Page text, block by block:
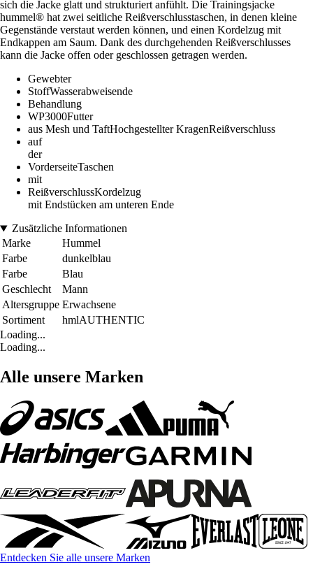
sich die Jacke glatt und strukturiert anfühlt. Die Trainingsjacke
hummel® hat zwei seitliche Reißverschlusstaschen, in denen kleine
Gegenstände verstaut werden können, und einen Kordelzug mit
Endkappen am Saum. Dank des durchgehenden Reißverschlusses
kann die Jacke offen oder geschlossen getragen werden.
Gewebter
StoffWasserabweisende
Behandlung
WP3000Futter
aus Mesh und TaftHochgestellter KragenReißverschluss
auf
der
VorderseiteTaschen
mit
ReißverschlussKordelzug
mit Endstücken am unteren Ende
Zusätzliche Informationen
Marke
Hummel
Farbe
dunkelblau
Farbe
Blau
Geschlecht
Mann
Altersgruppe Erwachsene
Sortiment
hmlAUTHENTIC
Loading...
Loading...
Alle unsere Marken
Entdecken Sie alle unsere Marken